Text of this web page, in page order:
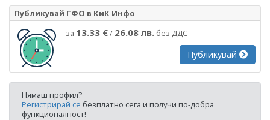
Публикувай ГФО в КиК Инфо
за 13.33 €/ 26.08 лв. без ДДС
Публикувай
Нямаш профил?
Регистрирай се безплатно сега и получи по-добра
функционалност!